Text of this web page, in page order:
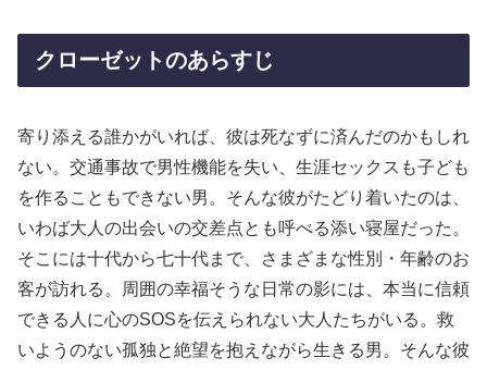
クローゼットのあらすじ
寄り添える誰かがいれば、彼は死なずに済んだのかもしれ
ない。交通事故で男性機能を失い、生涯セックスも子ども
を作ることもできない男。そんな彼がたどり着いたのは、
いわば大人の出会いの交差点とも呼べる添い寝屋だった。
そこには十代から七十代まで、さまざまな性別・年齢のお
客が訪れる。周囲の幸福そうな日常の影には、本当に信頼
できる人に心のSOSを伝えられない大人たちがいる。救
いようのない孤独と絶望を抱えながら生きる男。そんな彼